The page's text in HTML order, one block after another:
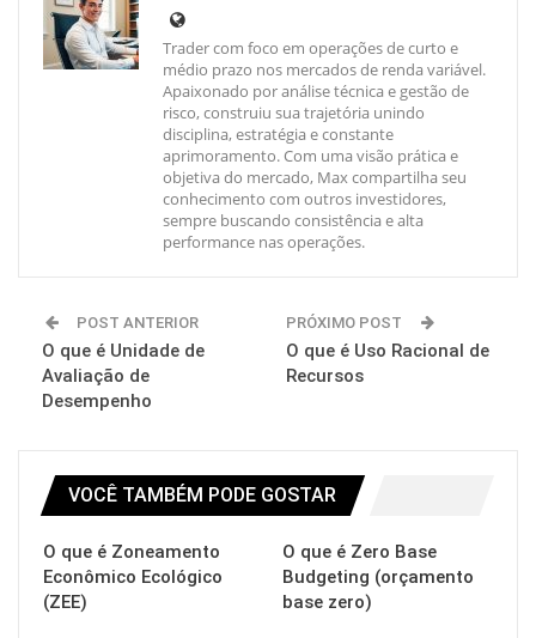
Trader com foco em operações de curto e
médio prazo nos mercados de renda variável.
Apaixonado por análise técnica e gestão de
risco, construiu sua trajetória unindo
disciplina, estratégia e constante
aprimoramento. Com uma visão prática e
objetiva do mercado, Max compartilha seu
conhecimento com outros investidores,
sempre buscando consistência e alta
performance nas operações.
POST ANTERIOR
O que é Unidade de
Avaliação de
Desempenho
PRÓXIMO POST
O que é Uso Racional de
Recursos
VOCÊ TAMBÉM PODE GOSTAR
O que é Zoneamento
Econômico Ecológico
(ZEE)
O que é Zero Base
Budgeting (orçamento
base zero)